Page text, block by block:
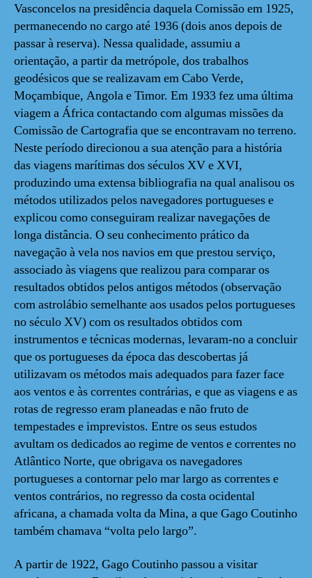
Vasconcelos na presidência daquela Comissão em 1925,
permanecendo no cargo até 1936 (dois anos depois de
passar à reserva). Nessa qualidade, assumiu a
orientação, a partir da metrópole, dos trabalhos
geodésicos que se realizavam em Cabo Verde,
Moçambique, Angola e Timor. Em 1933 fez uma última
viagem a África contactando com algumas missões da
Comissão de Cartografia que se encontravam no terreno.
Neste período direcionou a sua atenção para a história
das viagens marítimas dos séculos XV e XVI,
produzindo uma extensa bibliografia na qual analisou os
métodos utilizados pelos navegadores portugueses e
explicou como conseguiram realizar navegações de
longa distância. O seu conhecimento prático da
navegação à vela nos navios em que prestou serviço,
associado às viagens que realizou para comparar os
resultados obtidos pelos antigos métodos (observação
com astrolábio semelhante aos usados pelos portugueses
no século XV) com os resultados obtidos com
instrumentos e técnicas modernas, levaram-no a concluir
que os portugueses da época das descobertas já
utilizavam os métodos mais adequados para fazer face
aos ventos e às correntes contrárias, e que as viagens e as
rotas de regresso eram planeadas e não fruto de
tempestades e imprevistos. Entre os seus estudos
avultam os dedicados ao regime de ventos e correntes no
Atlântico Norte, que obrigava os navegadores
portugueses a contornar pelo mar largo as correntes e
ventos contrários, no regresso da costa ocidental
africana, a chamada volta da Mina, a que Gago Coutinho
também chamava “volta pelo largo”.
A partir de 1922, Gago Coutinho passou a visitar